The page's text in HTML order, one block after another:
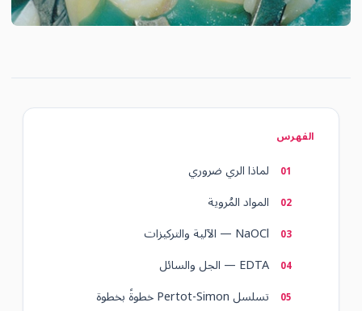
الفهرس
لماذا الري ضروري
المواد المُروية
NaOCl — الآلية والتركيزات
EDTA — الجل والسائل
تسلسل Pertot-Simon خطوةً بخطوة